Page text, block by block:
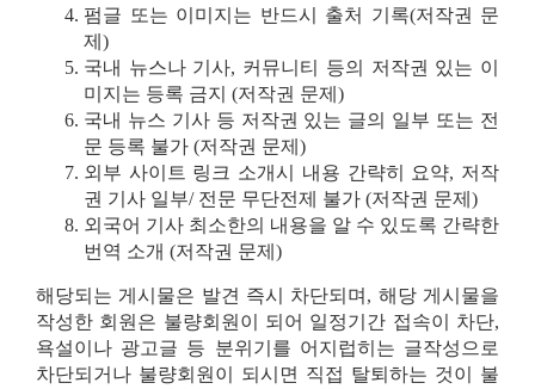
펌글 또는 이미지는 반드시 출처 기록(저작권 문
제)
국내 뉴스나 기사, 커뮤니티 등의 저작권 있는 이
미지는 등록 금지 (저작권 문제)
국내 뉴스 기사 등 저작권 있는 글의 일부 또는 전
문 등록 불가 (저작권 문제)
외부 사이트 링크 소개시 내용 간략히 요약, 저작
권 기사 일부/ 전문 무단전제 불가 (저작권 문제)
외국어 기사 최소한의 내용을 알 수 있도록 간략한
번역 소개 (저작권 문제)
해당되는 게시물은 발견 즉시 차단되며, 해당 게시물을
작성한 회원은 불량회원이 되어 일정기간 접속이 차단,
욕설이나 광고글 등 분위기를 어지럽히는 글작성으로
차단되거나 불량회원이 되시면 직접 탈퇴하는 것이 불